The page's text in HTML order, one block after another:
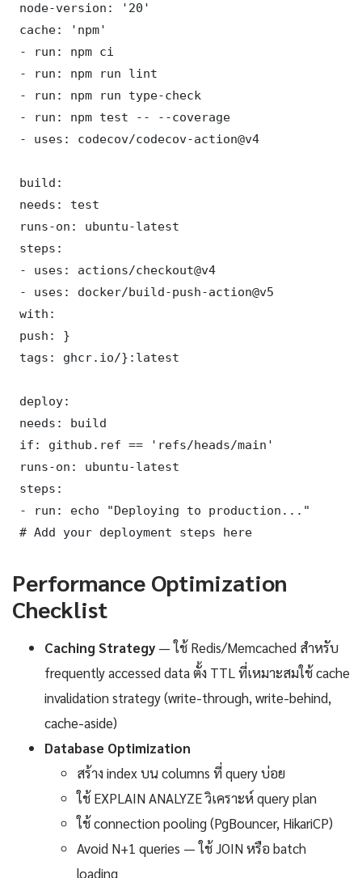
node-version: '20'
cache: 'npm'
- run: npm ci
- run: npm run lint
- run: npm run type-check
- run: npm test -- --coverage
- uses: codecov/codecov-action@v4
build:
needs: test
runs-on: ubuntu-latest
steps:
- uses: actions/checkout@v4
- uses: docker/build-push-action@v5
with:
push: }
tags: ghcr.io/}:latest
deploy:
needs: build
if: github.ref == 'refs/heads/main'
runs-on: ubuntu-latest
steps:
- run: echo "Deploying to production..."
# Add your deployment steps here
Performance Optimization
Checklist
Caching Strategy — ใช้ Redis/Memcached สำหรับ
frequently accessed data ตั้ง TTL ที่เหมาะสมใช้ cache
invalidation strategy (write-through, write-behind,
cache-aside)
Database Optimization
สร้าง index บน columns ที่ query บ่อย
ใช้ EXPLAIN ANALYZE วิเคราะห์ query plan
ใช้ connection pooling (PgBouncer, HikariCP)
Avoid N+1 queries — ใช้ JOIN หรือ batch
loading